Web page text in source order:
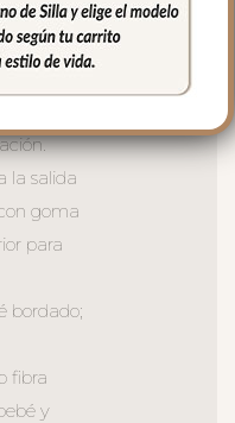
liso.
para
la salida
goma
para
bordado;
fibra
y